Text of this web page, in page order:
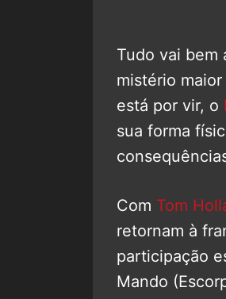
Tudo vai bem
mistério
está por vir, o
sua forma
Com Tom
retornam à
participação
Mando